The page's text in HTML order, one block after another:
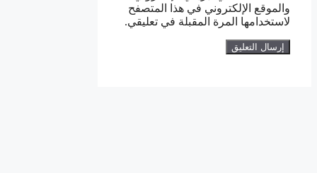
والموقع الإلكتروني في هذا المتصفح
لاستخدامها المرة المقبلة في تعليقي.